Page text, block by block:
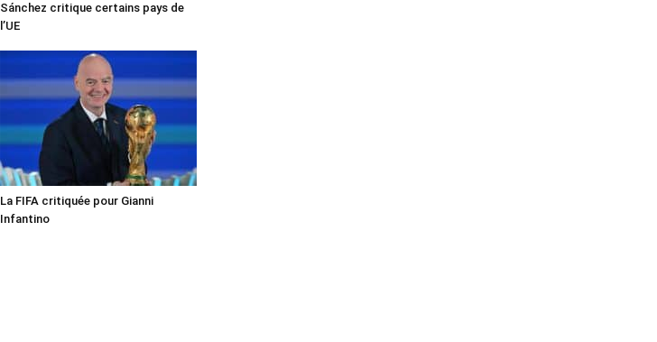
Sánchez critique certains pays de
l’UE
La FIFA critiquée pour Gianni
Infantino